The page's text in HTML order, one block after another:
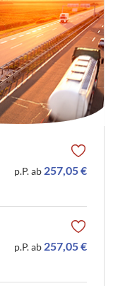
p.P. ab 257,05 €
p.P. ab 257,05 €